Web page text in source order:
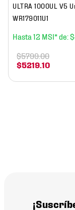
ULTRA 1000UL V5
WR179011U1
12 $
$5219 10
$5799.00